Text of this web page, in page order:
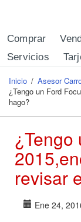
Comprar
Servicios
Se encuentra
Inicio / Asesor
¿Tengo un Ford
hago?
¿Tengo
revisar
Ene 24,